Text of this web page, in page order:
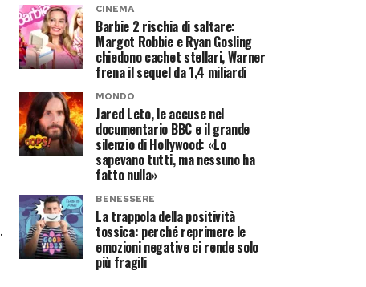
.
CINEMA
Barbie 2 rischia di saltare:
Margot Robbie e Ryan Gosling
chiedono cachet stellari, Warner
frena il sequel da 1,4 miliardi
MONDO
Jared Leto, le accuse nel
documentario BBC e il grande
silenzio di Hollywood: «Lo
sapevano tutti, ma nessuno ha
fatto nulla»
BENESSERE
La trappola della positività
tossica: perché reprimere le
emozioni negative ci rende solo
più fragili